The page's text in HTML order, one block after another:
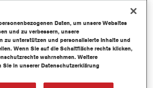
Daten, um unsere Websites
und zu verbessern, unsere
zu unterstützen und personalisierte Inhalte und
Wenn Sie auf die Schaltfläche rechts klicken,
wahrnehmen. Weitere
in unserer Datenschutzerklärung